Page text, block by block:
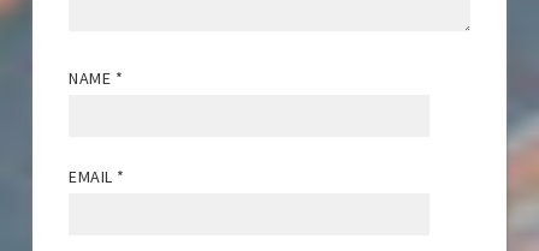
NAME *
EMAIL *